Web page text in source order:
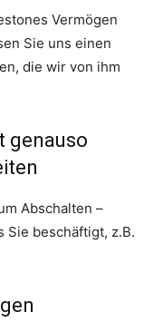
Vermögen
Sie uns einen
die wir von ihm
genauso
Abschalten –
Sie beschäftigt, z.B.